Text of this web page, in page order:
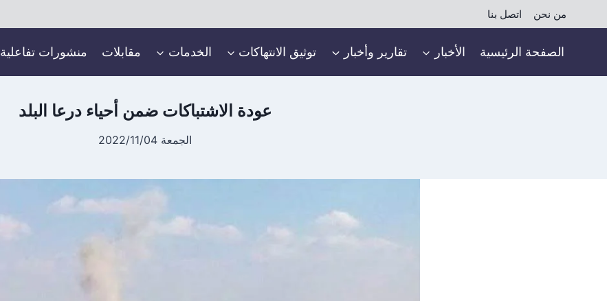
إلى
من نحن اتصل بنا
الصفحة الرئيسية الأخبار تقارير وأخبار توثيق الانتهاكات الخدمات مقابلات منشورات تفاعلية
عودة الاشتباكات ضمن أحياء درعا البلد
الجمعة 2022/11/04